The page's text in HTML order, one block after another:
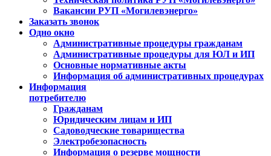
Вакансии РУП «Могилевэнерго»
Заказать звонок
Одно окно
Административные процедуры гражданам
Административные процедуры для ЮЛ и ИП
Основные нормативные акты
Информация об административных процедурах
Информация
потребителю
Гражданам
Юридическим лицам и ИП
Садоводческие товарищества
Электробезопасность
Информация о резерве мощности